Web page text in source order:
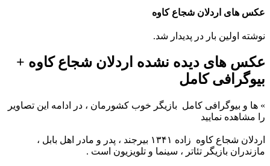
عکس های اردلان شجاع‌ کاوه
نوشته اولین بار در پدیدار شد.
عکس های دیده نشده اردلان شجاع‌ کاوه +
بیوگرافی کامل
» ها و بیوگرافی کامل بازیگر خوب کشورمان ، در ادامه این تصاویر
را مشاهده نمایید
اردلان شجاع کاوه زاده ۱۳۴۱ بیرجند ، پدر و مادر اهل بابل ،
مازندران بازیگر تئاتر ، سینما و تلویزیون است .